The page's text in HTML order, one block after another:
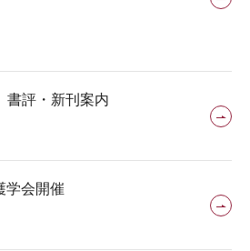
評・新刊案内
学会開催